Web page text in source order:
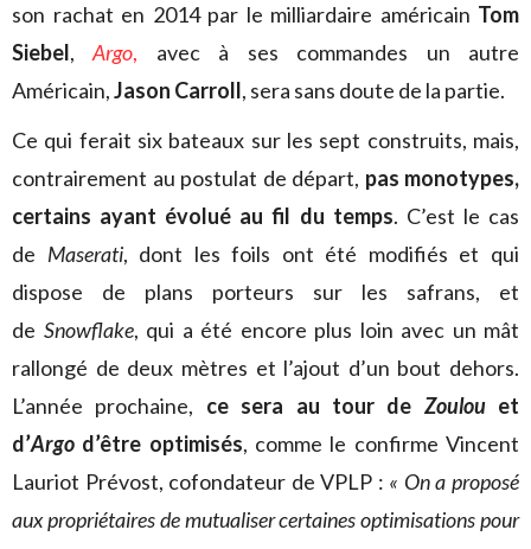
son rachat en 2014 par le milliardaire américain Tom
Siebel,Argo, avec à ses commandes un autre
Américain,Jason Carroll, sera sans doute de la partie.
Ce qui ferait six bateaux sur les sept construits, mais,
contrairement au postulat de départ, pas monotypes,
certains ayant évolué au fil du temps. C’est le cas
de Maserati, dont les foils ont été modifiés et qui
dispose de plans porteurs sur les safrans, et
de Snowflake, qui a été encore plus loin avec un mât
rallongé de deux mètres et l’ajout d’un bout dehors.
L’année prochaine, ce sera au tour de Zoulouet
d’Argo d’être optimisés, comme le confirme Vincent
Lauriot Prévost, cofondateur de VPLP : « On a proposé
aux propriétaires de mutualiser certaines optimisations pour